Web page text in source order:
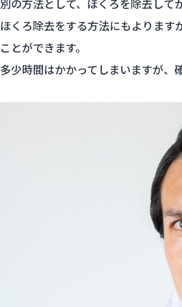
別の方法として、ほくろを除去して
ほくろ除去をする方法にもよりま
ことができます。
多少時間はかかってしまいますが、